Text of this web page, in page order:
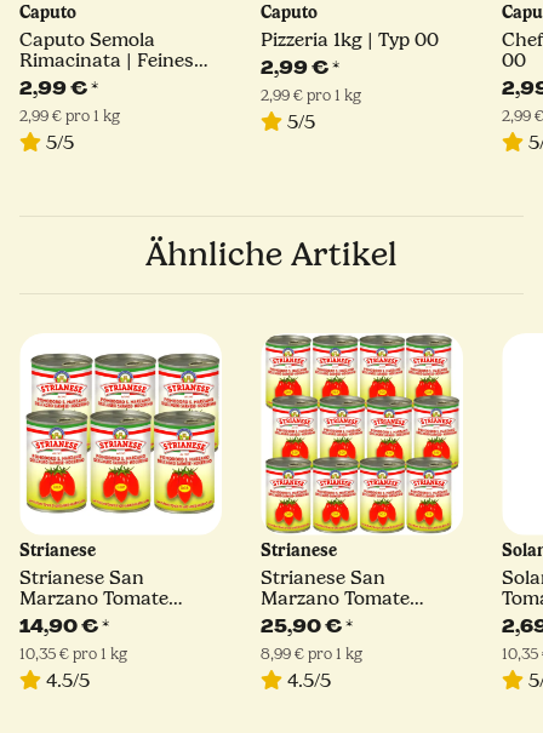
Caputo
Caputo Semola
Rimacinata | Feines
Hartweizengrieß | 1kg
2,99 €*
2,99 € pro 1 kg
5/5
Caputo
Pizzeria 1kg | Typ 00
2,99 €*
2,99 € pro 1 kg
5/5
00
2,99
Ähnliche Artikel
Strianese
Strianese San
Marzano Tomate
D.O.P. | 6 x 400g
14,90 €*
10,35 € pro 1 kg
4.5/5
Strianese
Strianese San
Marzano Tomate
D.O.P. | 12 x 400g
25,90 €*
8,99 € pro 1 kg
4.5/5